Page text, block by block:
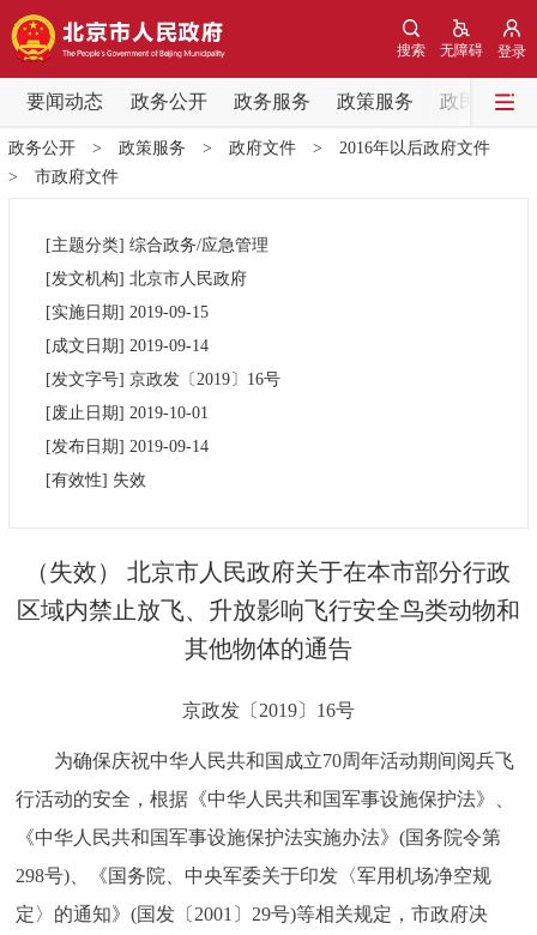
登录
无障碍
搜索
要闻动态 政务公开 政务服务 政策服务 政民互动
要闻动态
党中央精神 国务院信息 中央部委动态
各区热点
市领导
决策公开 专题公开
政务服务
便民服务 利企服务 投资项目
中介服务 阳光政务
政民互动
政务公开> 政策服务 > 政府文件> 2016年以后政府文件
> 市政府文件
[主题分类] 综合政务/应急管理
[发文机构] 北京市人民政府
[实施日期] 2019-09-15
[成文日期] 2019-09-14
[发文字号] 京政发〔2019〕 16号
[废止日期] 2019-10-01
[发布日期] 2019-09-14
[有效性] 失效
（失效） 北京市人民政府关于在本市部分行政
区域内禁止放飞、升放影响飞行安全鸟类动物和
其他物体的通告
京政发〔2019〕16号
为确保庆祝中华人民共和国成立70周年活动期间阅兵飞
行活动的安全，根据《中华人民共和国军事设施保护法》、
《中华人民共和国军事设施保护法实施办法》(国务院令第
298号)、《国务院、中央军委关于印发〈军用机场净空规
定〉的通知》(国发〔2001〕29号)等相关规定，市政府决